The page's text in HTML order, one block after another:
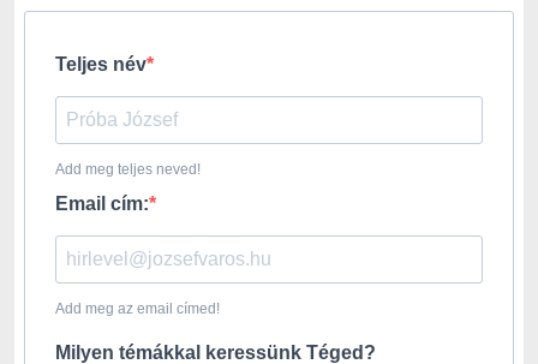
Teljes név
Add meg teljes neved!
Email cím:
Add meg az email címed!
Milyen témákkal keressünk Téged?